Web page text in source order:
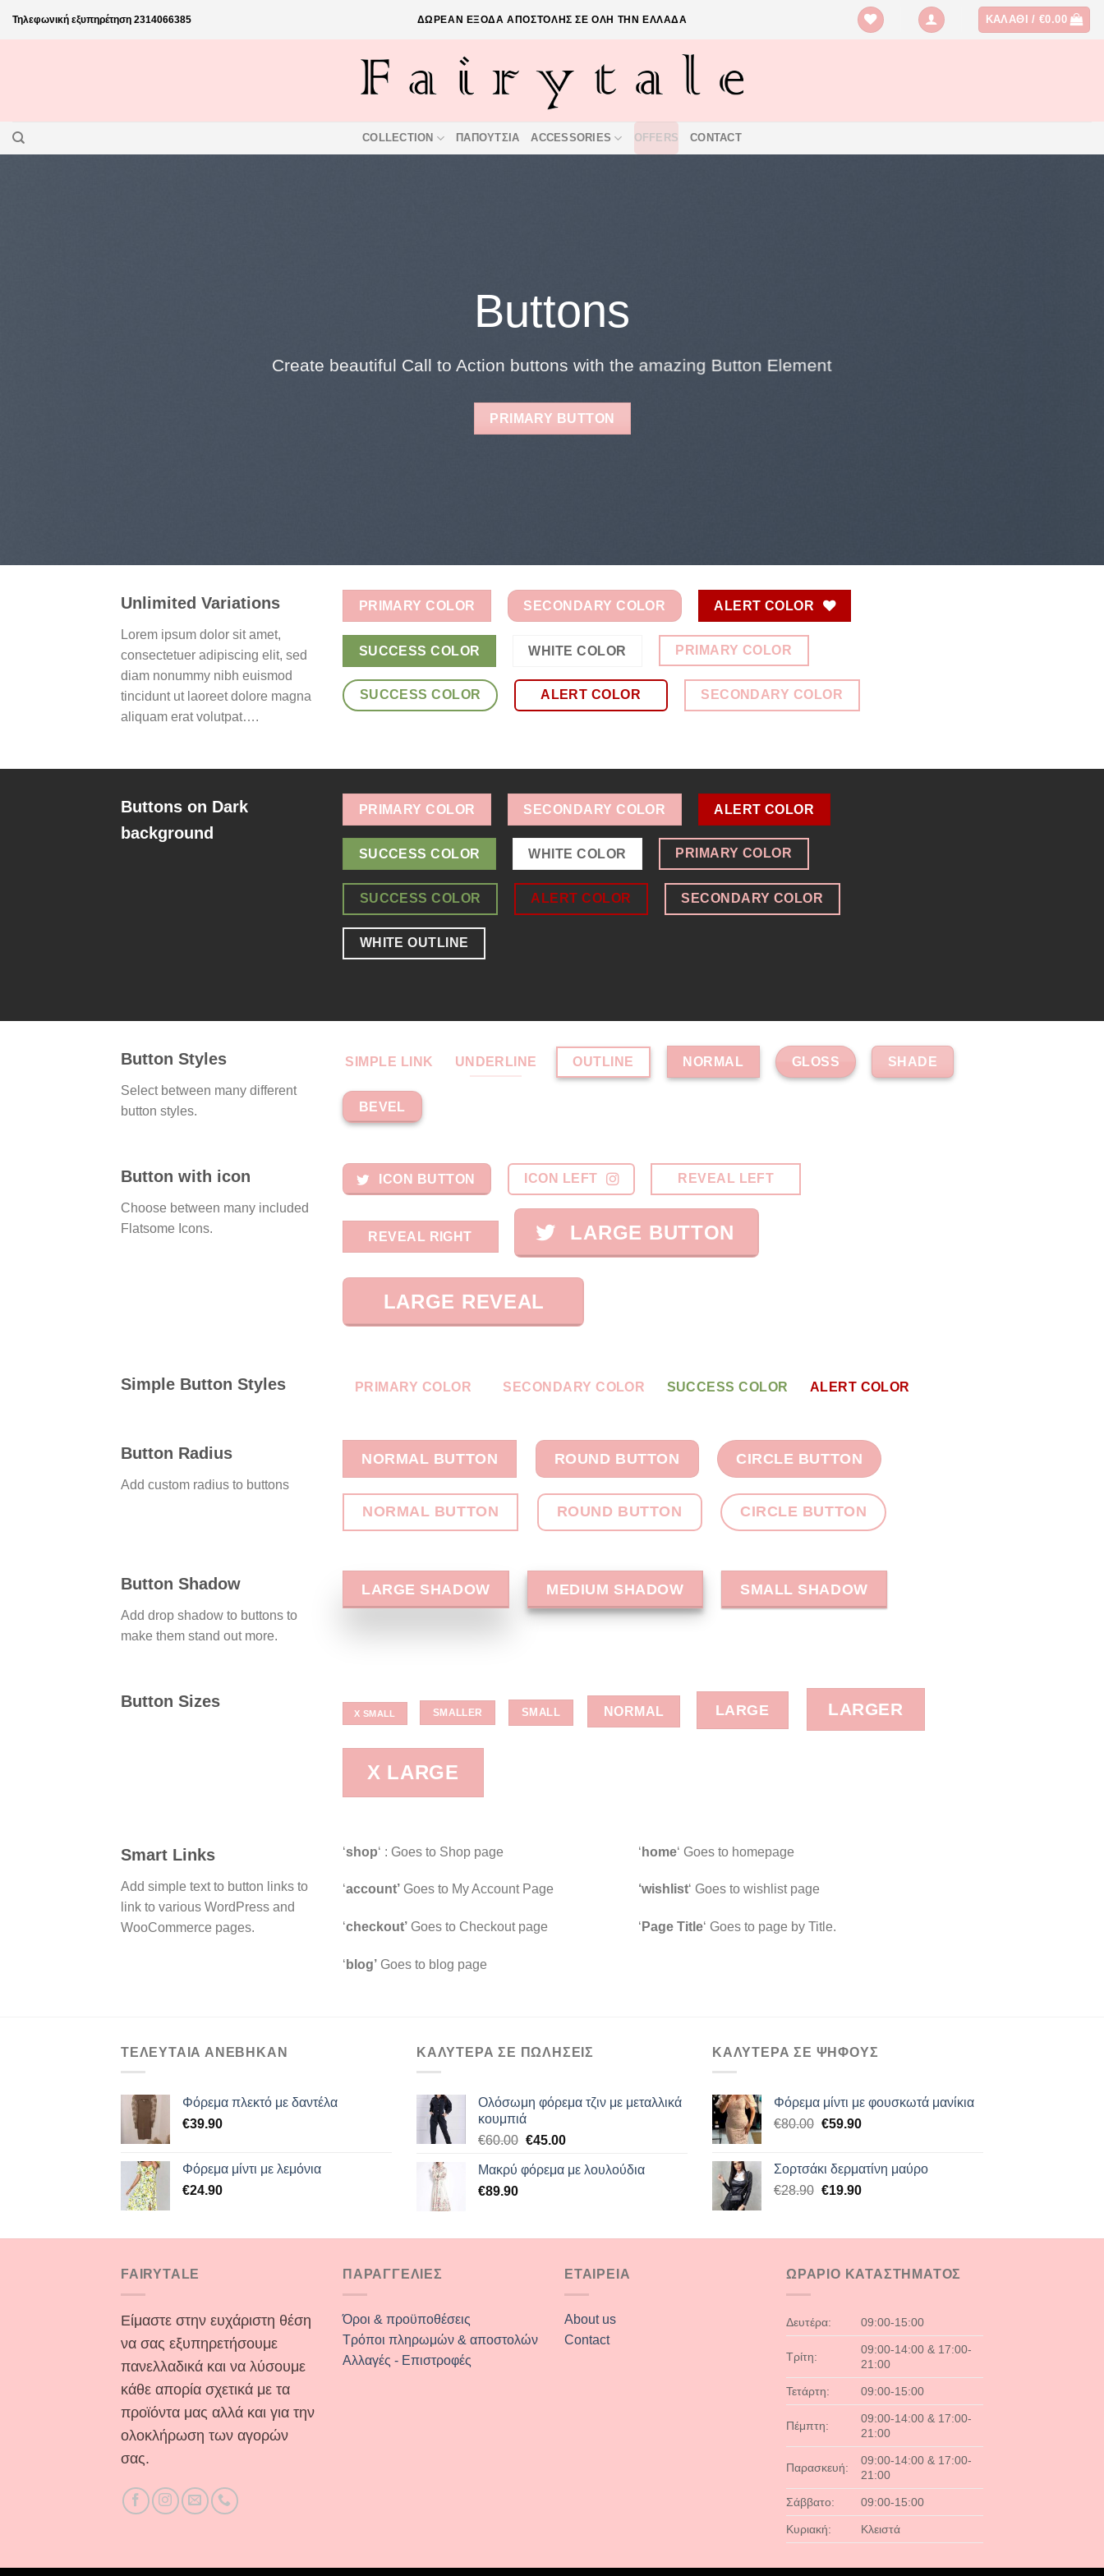
Τηλεφωνική εξυπηρέτηση 2314066385 ΔΩΡΕΑΝ ΕΞΟΔΑ ΑΠΟΣΤΟΛΗΣ ΣΕ ΟΛΗ ΤΗΝ ΕΛΛΑΔΑ ΚΑΛΆΘΙ /€0.00
COLLECTION ΠΑΠΟΥΤΣΙΑ ACCESSORIES OFFERS CONTACT
Buttons
Create beautiful Call to Action buttons with the amazing Button Element
PRIMARY BUTTON
Unlimited Variations
Lorem ipsum dolor sit amet,
consectetuer adipiscing elit, sed
diam nonummy nibh euismod
tincidunt ut laoreet dolore magna
aliquam erat volutpat….
PRIMARY COLOR SECONDARY COLOR ALERT COLOR
SUCCESS COLOR WHITE COLOR PRIMARY COLOR
SUCCESS COLOR ALERT COLOR SECONDARY COLOR
Buttons on Dark
background
PRIMARY COLOR SECONDARY COLOR ALERT COLOR
SUCCESS COLOR WHITE COLOR PRIMARY COLOR
SUCCESS COLOR ALERT COLOR SECONDARY COLOR
WHITE OUTLINE
Button Styles
Select between many different
button styles.
SIMPLE LINK UNDERLINE OUTLINE NORMAL GLOSS SHADE
BEVEL
Button with icon
Choose between many included
Flatsome Icons.
ICON BUTTON ICON LEFT REVEAL LEFT
REVEAL RIGHT LARGE BUTTON
LARGE REVEAL
Simple Button Styles PRIMARY COLOR SECONDARY COLOR SUCCESS COLOR ALERT COLOR
Button Radius
Add custom radius to buttons
NORMAL BUTTON ROUND BUTTON CIRCLE BUTTON
NORMAL BUTTON ROUND BUTTON CIRCLE BUTTON
Button Shadow
Add drop shadow to buttons to
make them stand out more.
LARGE SHADOW MEDIUM SHADOW SMALL SHADOW
Button Sizes
X SMALL SMALLER SMALL NORMAL LARGE LARGER
X LARGE
Smart Links
Add simple text to button links to
link to various WordPress and
WooCommerce pages.
‘shop‘ : Goes to Shop page
‘account’ Goes to My Account Page
‘checkout’ Goes to Checkout page
‘ blog’ Goes to blog page
‘ home‘ Goes to homepage
‘wishlist‘ Goes to wishlist page
‘ Page Title‘ Goes to page by Title.
ΤΕΛΕΥΤΑΙΑ ΑΝΕΒΗΚΑΝ
Φόρεμα πλεκτό με δαντέλα
€39.90
Φόρεμα μίντι με λεμόνια
€24.90
ΚΑΛΥΤΕΡΑ ΣΕ ΠΩΛΗΣΕΙΣ
Ολόσωμη φόρεμα τζιν με μεταλλικά
κουμπιά
€60.00 Original
was:
€45.00Η
τιμή
Μακρύ φόρεμα με λουλούδια
€89.90
ΚΑΛΥΤΕΡΑ ΣΕ ΨΗΦΟΥΣ
Φόρεμα μίντι με φουσκωτά μανίκια
€80.00 Original
€80.00.
€59.90Η
είναι:
€59.90.
Σορτσάκι δερματίνη μαύρο
€28.90 Original
€28.90.
€19.90Η
είναι:
FAIRYTALE
Είμαστε στην ευχάριστη θέση
να σας εξυπηρετήσουμε
πανελλαδικά και να λύσουμε
κάθε απορία σχετικά με τα
προϊόντα μας αλλά και για την
ολοκλήρωση των αγορών
σας.
ΠΑΡΑΓΓΕΛΙΕΣ
Όροι & προϋποθέσεις
Τρόποι πληρωμών & αποστολών
Αλλαγές - Επιστροφές
ΕΤΑΙΡΕΙΑ
About us
Contact
ΩΡΑΡΙΟ ΚΑΤΑΣΤΗΜΑΤΟΣ
Δευτέρα: 09:00-15:00
Τρίτη:
09:00-14:00 & 17:00-
21:00
Τετάρτη: 09:00-15:00
Πέμπτη:
09:00-14:00 & 17:00-
21:00
Παρασκευή:
09:00-14:00 & 17:00-
21:00
Σάββατο: 09:00-15:00
Κυριακή: Κλειστά